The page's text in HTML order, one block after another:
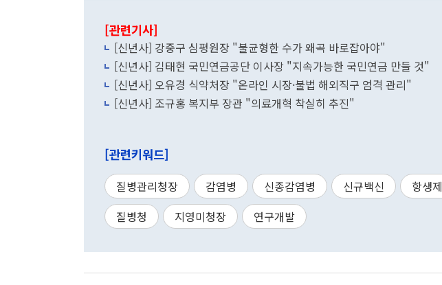
[관련기사]
[신년사] 강중구 심평원장 "불균형한 수가 왜곡 바로잡아야"
[신년사] 김태현 국민연금공단 이사장 "지속가능한 국민연금 만들 것"
[신년사] 오유경 식약처장 "온라인 시장·불법 해외직구 엄격 관리"
[신년사] 조규홍 복지부 장관 "의료개혁 착실히 추진"
[관련키워드]
질병관리청장 감염병 신종감염병 신규백신 항생
질병청
지영미청장 연구개발